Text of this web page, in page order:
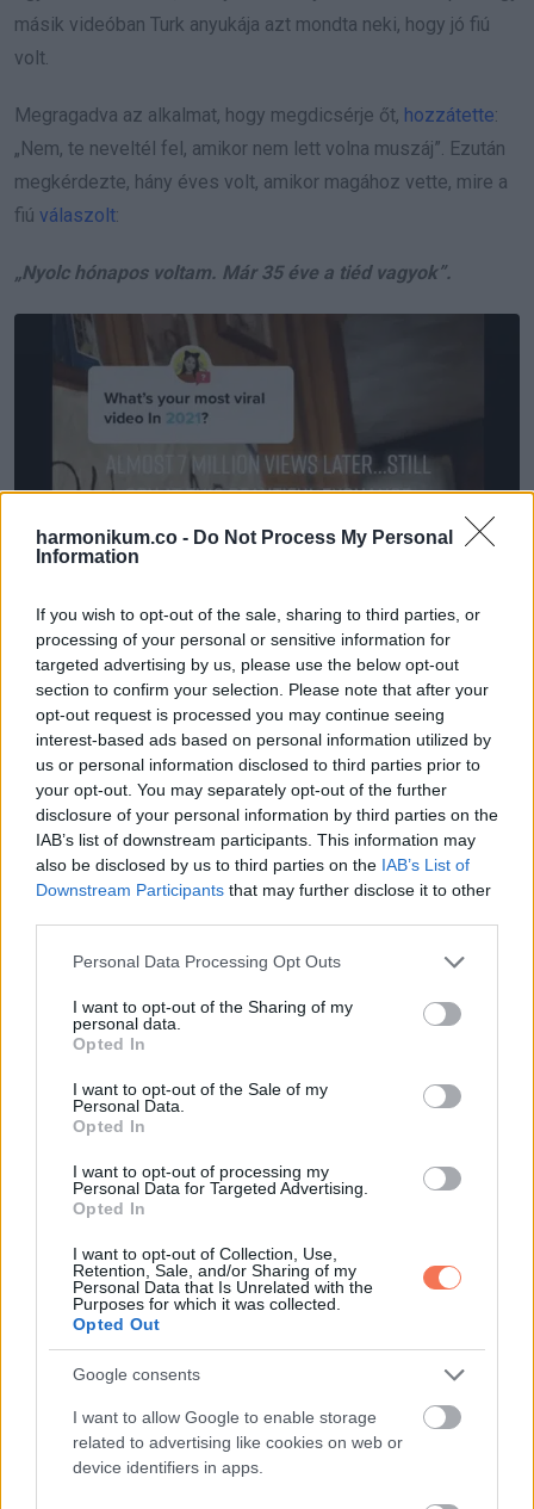
harmonikum.co - Do Not Process My Personal
Information
If you wish to opt-out of the sale, sharing to third parties, or
processing of your personal or sensitive information for
targeted advertising by us, please use the below opt-out
section to confirm your selection. Please note that after your
opt-out request is processed you may continue seeing
interest-based ads based on personal information utilized by
us or personal information disclosed to third parties prior to
your opt-out. You may separately opt-out of the further
disclosure of your personal information by third parties on the
IAB’s list of downstream participants. This information may
also be disclosed by us to third parties on the IAB’s List of
Downstream Participants that may further disclose it to other
Please note that this website/app uses one or more Google
not limited to your visit or usage behaviour. You may click to
grant or deny consent to Google and its third-party tags to
use your data for below specified purposes in below Google
consent section.
Personal Data Processing Opt Outs
I want to opt-out of the Sharing of my
personal data.
Opted In
I want to opt-out of the Sale of my
Personal Data.
Opted In
I want to opt-out of processing my
Personal Data for Targeted Advertising.
Opted In
I want to opt-out of Collection, Use,
Retention, Sale, and/or Sharing of my
Personal Data that Is Unrelated with the
Purposes for which it was collected.
Opted Out
Google consents
I want to allow Google to enable storage
related to advertising like cookies on web or
device identifiers in apps.
másik videóban Turk anyukája azt mondta neki, hogy jó fiú
volt.
Megragadva az alkalmat, hogy megdicsérje őt, hozzátette:
„Nem, te neveltél fel, amikor nem lett volna muszáj”. Ezután
megkérdezte, hány éves volt, amikor magához vette, mire a
fiú válaszolt:
„Nyolc hónapos voltam. Már 35 éve a tiéd vagyok”.
Semmi más, csak a szerelem
A videó következő felében Turk az édesanyja iránti
szeretetéről nyilatkozott. „Szeretlek” –
mondta
beszélgetés véget érjen, ígyvágott vissza
: „Azt hiszem, én
még jobban szeretlek”.
elmondta neki, hogy 40 éves volt, és már felnevelte négy
testvérét– a biológiai gyermekeit -, amikor